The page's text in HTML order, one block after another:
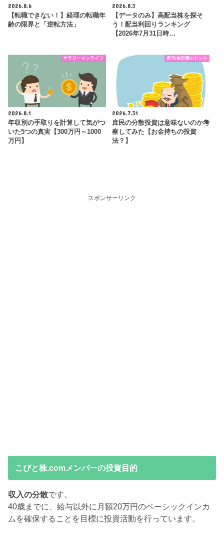
2026.8.6
【転職できない！】経理の転職年
齢の限界と「逆転方法」
2026.8.3
【データのみ】高配当株を探そ
う！配当利回りランキング
【2026年7月31日時…
サラリーマンライフ
2026.8.1
年収別の手取りを計算して気がつ
いた5つの真実【300万円～1000
万円】
配当金投資のヒント
2026.7.31
庶民の分散投資は意味ないのか考
察してみた【お金持ちの投資
法？】
スポンサーリンク
こびと株.comメンバーの投資目的
収入の分散です。
40歳までに、給与以外に月額20万円のベーシックインカ
ムを確保することを目標に投資活動を行っています。